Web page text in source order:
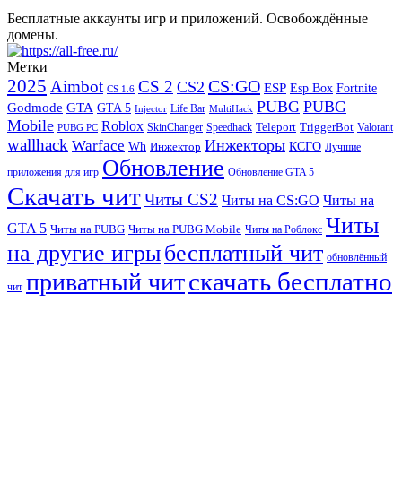
Бесплатные аккаунты игр и приложений. Освобождённые
домены.
Метки
2025 Aimbot CS 1.6 CS 2 CS2 CS:GO ESP Esp Box Fortnite
Godmode GTA GTA 5 Injector Life Bar MultiHack PUBG PUBG
Mobile PUBG PC Roblox SkinChanger Speedhack Teleport TriggerBot Valorant
wallhack Warface Wh Инжектор Инжекторы КСГО Лучшие
приложения для игр Обновление Обновление GTA 5
Скачать читЧиты CS2 Читы на CS:GO Читы на
GTA 5 Читы на PUBG Читы на PUBG Mobile Читы на Роблокс Читы
на другие игрыбесплатный чит обновлённый
чит приватный читскачать бесплатно